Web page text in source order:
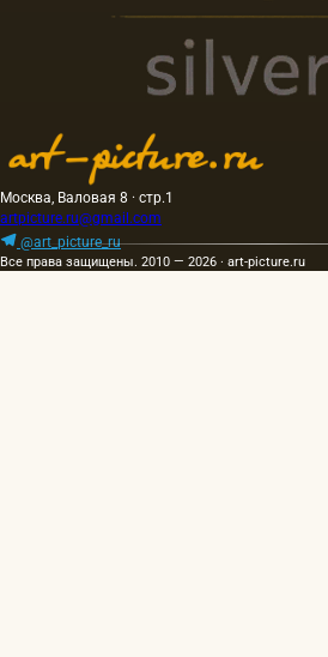
Москва, Валовая 8 · стр.1
artpicture.ru@gmail.com
@art_picture_ru
Все права защищены. 2010 — 2026 · art-picture.ru